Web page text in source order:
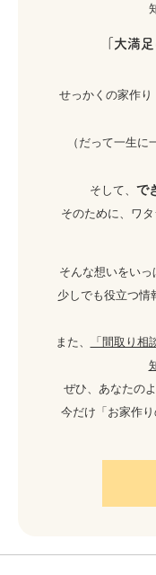
「大満
せっかくの家作り
（だって一生
そして、 で
そのために、ワ
そんな想いをい
少しでも役立つ情
また、
「間取り
ぜひ、あなたの
今だけ「お家作